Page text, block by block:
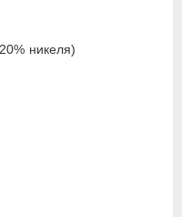
никеля)